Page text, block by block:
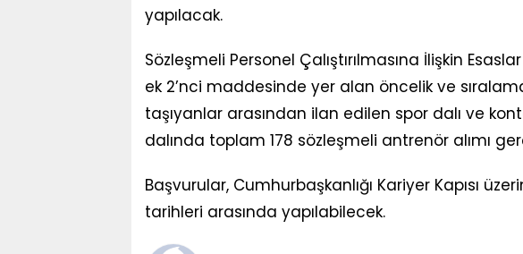
yapılacak.
Sözleşmeli Personel Çalıştırılmasına İlişkin
ek 2’nci maddesinde yer alan öncelik ve
taşıyanlar arasından ilan edilen spor dalı ve
dalında toplam 178 sözleşmeli antrenör alımı
Başvurular, Cumhurbaşkanlığı Kariyer Kapısı
tarihleri arasında yapılabilecek.